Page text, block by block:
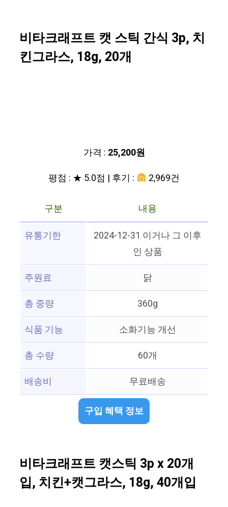
비타크래프트 캣 스틱 간식 3p, 치
킨그라스, 18g, 20개
가격 : 25,200원
평점 : ★ 5.0점 | 후기 :
2,969건
구분
내용
유통기한
2024-12-31 이거나 그 이후
인 상품
주원료
닭
총 중량
360g
식품 기능
소화기능 개선
총 수량
60개
배송비
무료배송
구입 혜택 정보
비타크래프트 캣스틱 3p x 20개
입, 치킨+캣그라스, 18g, 40개입